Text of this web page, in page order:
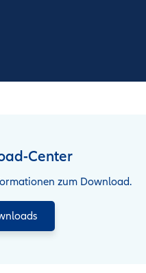
Center
zum Download.